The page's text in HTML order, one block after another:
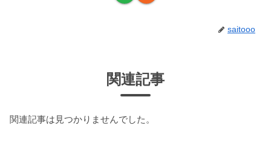
saitooo
関連記事
関連記事は見つかりませんでした。